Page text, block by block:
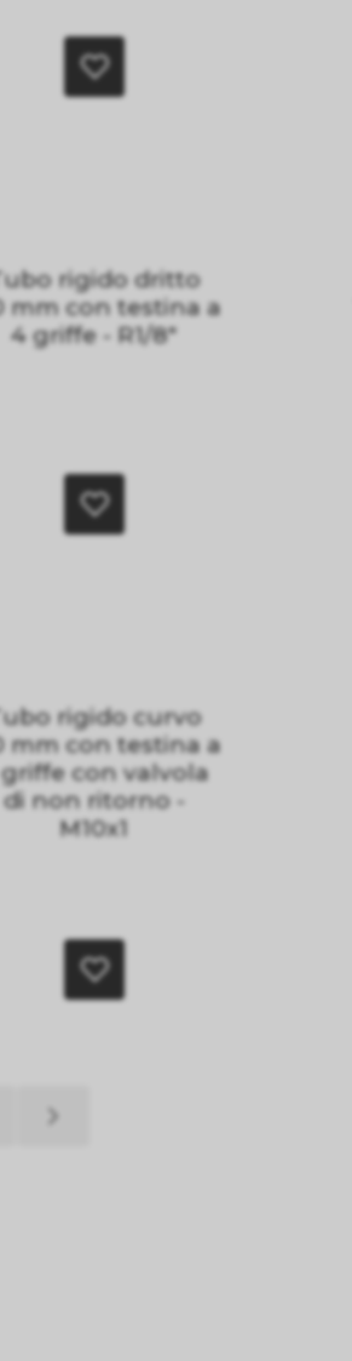
rigido dritto
mm con testina a
4 griffe - R1/8"
rigido curvo
mm con testina a
con valvola
di non ritorno -
M10x1